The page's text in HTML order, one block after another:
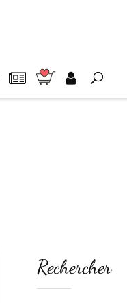
Rechercher